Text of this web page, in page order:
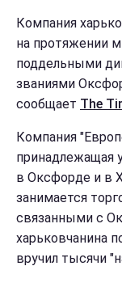
Компания
на протяжении
поддельными
званиями
сообщает The
Компания
принадлежащая
в Оксфорде и в
занимается
связанными с
харьковчанина
вручил тысячи